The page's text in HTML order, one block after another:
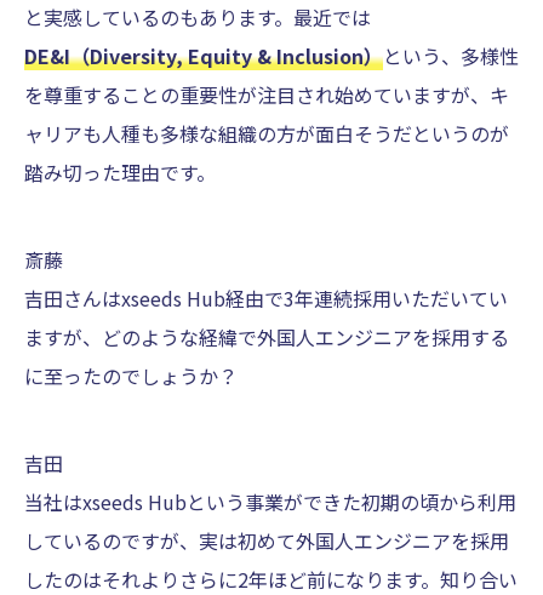
と実感しているのもあります。最近では
DE&I（Diversity, Equity & Inclusion）という、多様性
を尊重することの重要性が注目され始めていますが、キ
ャリアも人種も多様な組織の方が面白そうだというのが
踏み切った理由です。
斎藤
吉田さんはxseeds Hub経由で3年連続採用いただいてい
ますが、どのような経緯で外国人エンジニアを採用する
に至ったのでしょうか？
吉田
当社はxseeds Hubという事業ができた初期の頃から利用
しているのですが、実は初めて外国人エンジニアを採用
したのはそれよりさらに2年ほど前になります。知り合い